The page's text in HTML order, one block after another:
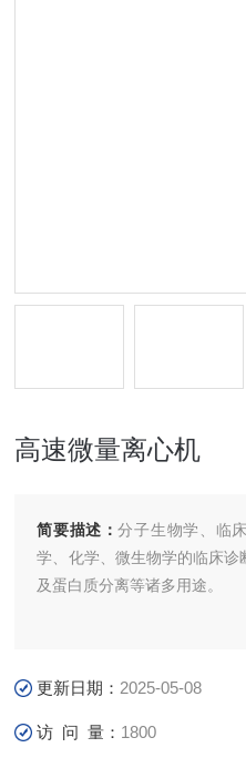
高速微量离心机
简要描述：分子生物学、临
学、化学、微生物学的临床诊
及蛋白质分离等诸多用途。
更新日期： 2025-05-08
访 问 量： 1800